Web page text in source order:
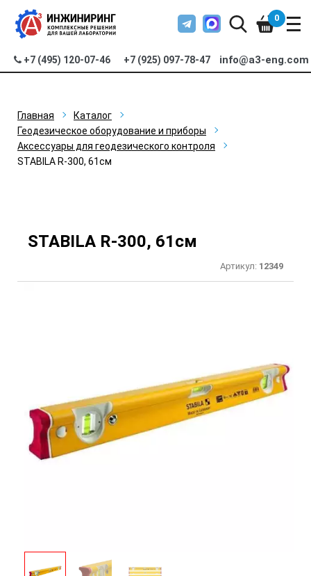
+7 (495) 120-07-46 +7 (925) 097-78-47 info@a3-eng.com
0
Главная
Каталог
Геодезическое оборудование и приборы
Аксессуары для геодезического контроля
STABILA R-300, 61см
STABILA R-300, 61см
Артикул: 12349